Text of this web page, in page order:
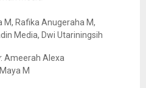
M, Rafika Anugeraha M,
Media, Dwi Utariningsih
: Ameerah Alexa
M